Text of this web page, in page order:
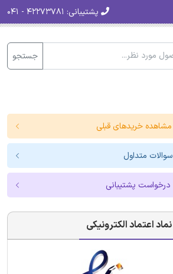
پشتیبانی:
جستجو
مشاهده خریدهای قبلی
سوالات متداول
درخواست پشتیبانی
نماد اعتماد الکترونیکی